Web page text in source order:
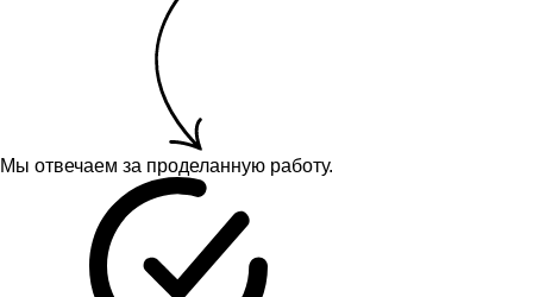
Мы отвечаем за проделанную работу.